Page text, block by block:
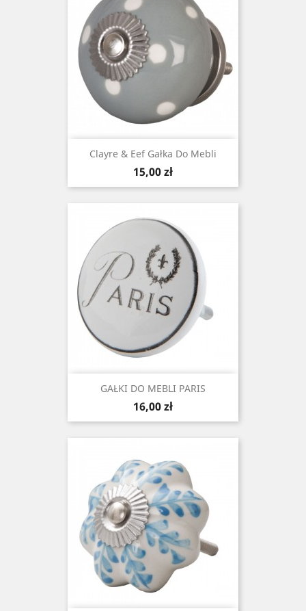
Clayre & Eef Gałka Do Mebli
Cena
15,00 zł
GAŁKI DO MEBLI PARIS
Cena
16,00 zł